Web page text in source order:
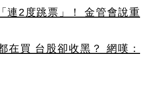
連2度跳票」！ 金管會說重
在買 台股卻收黑？ 網嘆：